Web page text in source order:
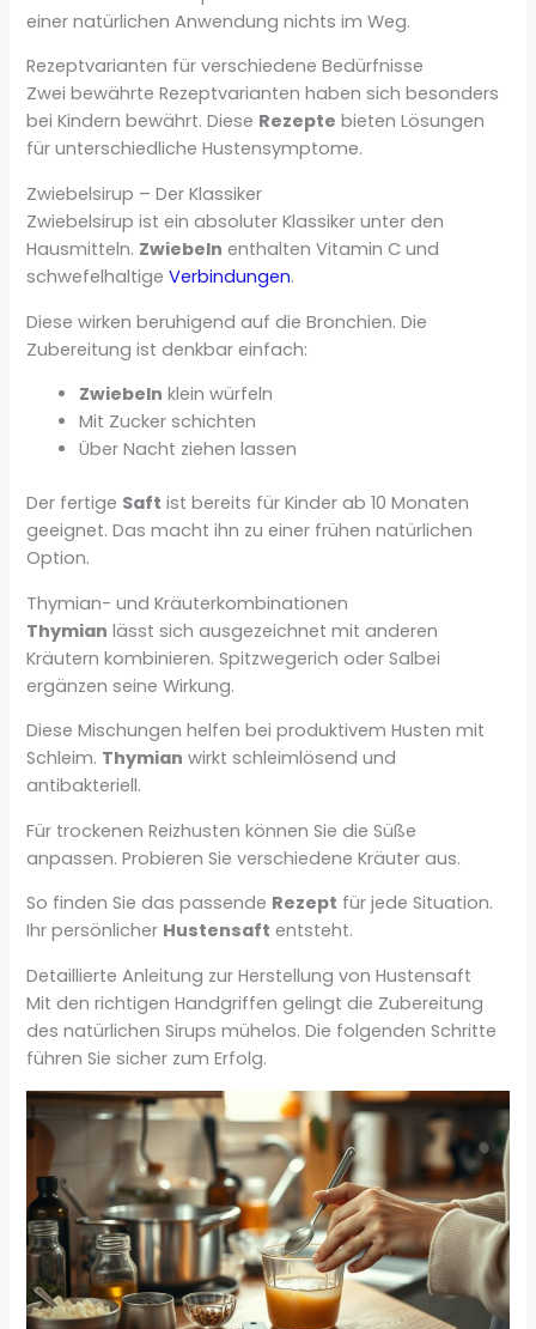
einer natürlichen Anwendung nichts im Weg.
Rezeptvarianten für verschiedene Bedürfnisse
Zwei bewährte Rezeptvarianten haben sich besonders
bei Kindern bewährt. Diese Rezepte bieten Lösungen
für unterschiedliche Hustensymptome.
Zwiebelsirup – Der Klassiker
Zwiebelsirup ist ein absoluter Klassiker unter den
Hausmitteln. Zwiebeln enthalten Vitamin C und
schwefelhaltigeVerbindungen.
Diese wirken beruhigend auf die Bronchien. Die
Zubereitung ist denkbar einfach:
Zwiebeln klein würfeln
Mit Zucker schichten
Über Nacht ziehen lassen
Der fertige Saft ist bereits für Kinder ab 10 Monaten
geeignet. Das macht ihn zu einer frühen natürlichen
Option.
Thymian- und Kräuterkombinationen
Thymian lässt sich ausgezeichnet mit anderen
Kräutern kombinieren. Spitzwegerich oder Salbei
ergänzen seine Wirkung.
Diese Mischungen helfen bei produktivem Husten mit
Schleim. Thymian wirkt schleimlösend und
antibakteriell.
Für trockenen Reizhusten können Sie die Süße
anpassen. Probieren Sie verschiedene Kräuter aus.
So finden Sie das passende Rezept für jede Situation.
Ihr persönlicher Hustensaft entsteht.
Detaillierte Anleitung zur Herstellung von Hustensaft
Mit den richtigen Handgriffen gelingt die Zubereitung
des natürlichen Sirups mühelos. Die folgenden Schritte
führen Sie sicher zum Erfolg.